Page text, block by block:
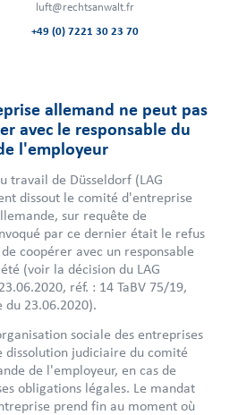
luft@rechtsanwalt.fr
+49 (0) 7221 30 23 70
allemand ne peut pas
avec le responsable du
l'employeur
travail de Düsseldorf (LAG
dissout le comité d'entreprise
sur requête de
par ce dernier était le refus
coopérer avec un responsable
(voir la décision du LAG
réf. : 14 TaBV 75/19,
du 23.06.2020).
sociale des entreprises
dissolution judiciaire du comité
de l'employeur, en cas de
obligations légales. Le mandat
prend fin au moment où